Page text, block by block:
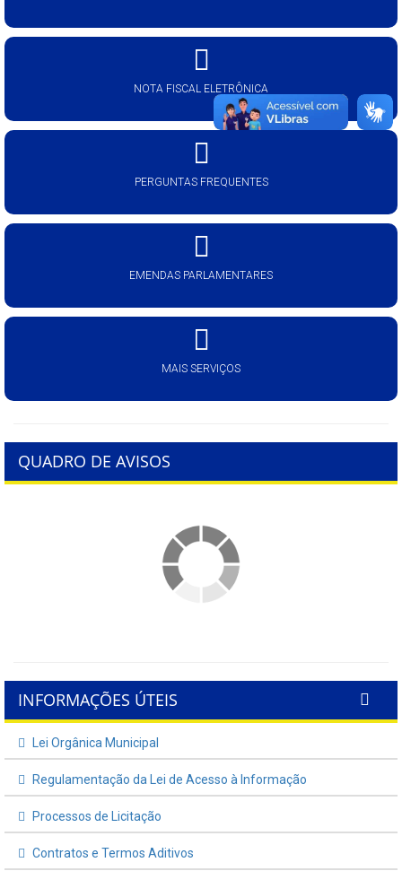
NOTA FISCAL ELETRÔNICA
PERGUNTAS FREQUENTES
EMENDAS PARLAMENTARES
MAIS SERVIÇOS
QUADRO DE AVISOS
INFORMAÇÕES ÚTEIS
Lei Orgânica Municipal
Regulamentação da Lei de Acesso à Informação
Processos de Licitação
Contratos e Termos Aditivos